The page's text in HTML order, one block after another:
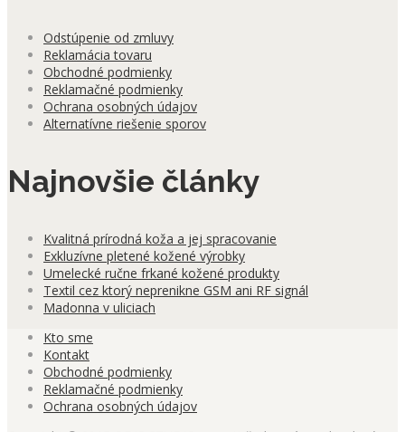
Odstúpenie od zmluvy
Reklamácia tovaru
Obchodné podmienky
Reklamačné podmienky
Ochrana osobných údajov
Alternatívne riešenie sporov
Najnovšie články
Kvalitná prírodná koža a jej spracovanie
Exkluzívne pletené kožené výrobky
Umelecké ručne frkané kožené produkty
Textil cez ktorý neprenikne GSM ani RF signál
Madonna v uliciach
Kto sme
Kontakt
Obchodné podmienky
Reklamačné podmienky
Ochrana osobných údajov